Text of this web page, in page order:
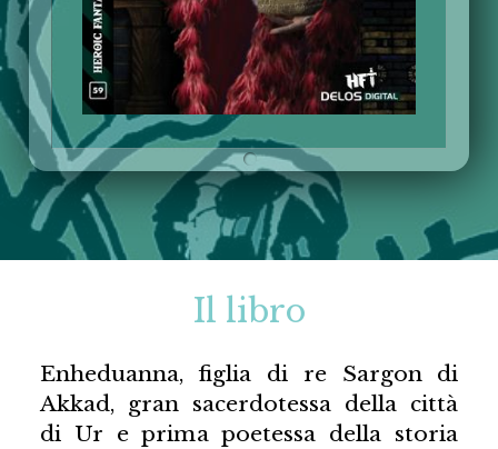
Il libro
Enheduanna, figlia di re Sargon di
Akkad, gran sacerdotessa della città
di Ur e prima poetessa della storia